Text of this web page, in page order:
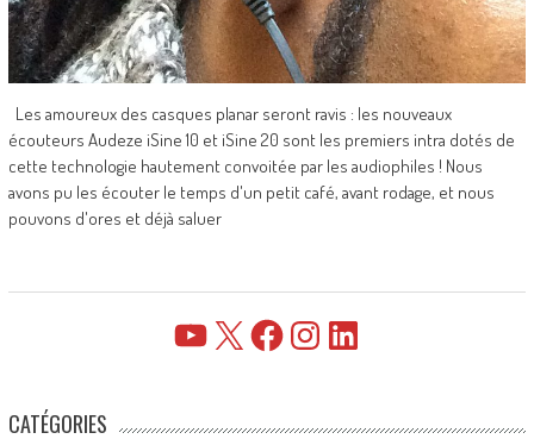
Les amoureux des casques planar seront ravis : les nouveaux
écouteurs Audeze iSine 10 et iSine 20 sont les premiers intra dotés de
cette technologie hautement convoitée par les audiophiles ! Nous
avons pu les écouter le temps d'un petit café, avant rodage, et nous
pouvons d'ores et déjà saluer
YouTube FacebookInstagramLinkedIn
CATÉGORIES